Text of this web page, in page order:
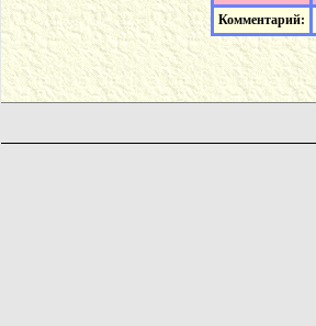
Комментарий: